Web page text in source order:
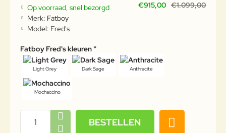
€915,00 €1.099,00
Op voorraad, snel bezorgd
Merk: Fatboy
Model: Fred's
Fatboy Fred's kleuren
Light Grey Dark Sage Anthracite
Mochaccino
BESTELLEN